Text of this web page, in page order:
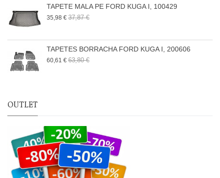
TAPETE MALA PE FORD KUGA I, 100429
35,98 € 37,87 €
TAPETES BORRACHA FORD KUGA I, 200606
60,61 € 63,80 €
OUTLET